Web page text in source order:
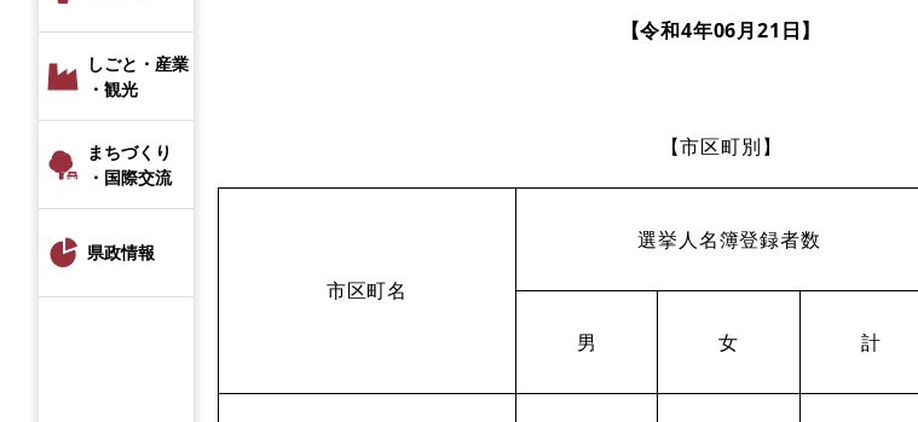
しごと・産業
・観光
まちづくり
・国際交流
県政情報
【令和4年06月21日】
【市区町別】
市区町名
選挙人名簿登録者数
男 女 計